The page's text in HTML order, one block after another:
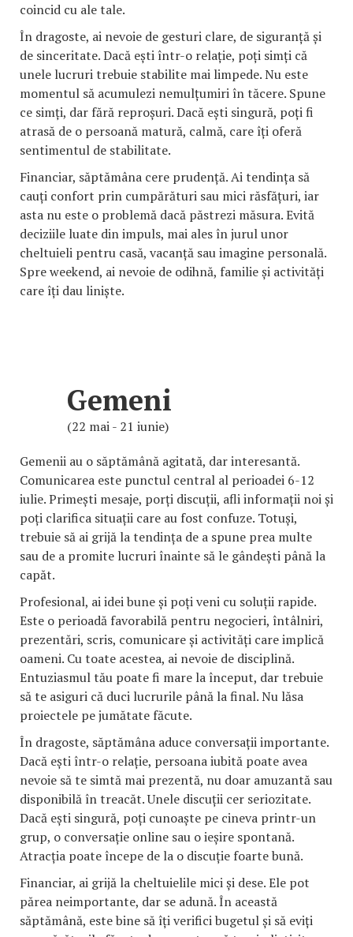
coincid cu ale tale.
În dragoste, ai nevoie de gesturi clare, de siguranță și
de sinceritate. Dacă ești într-o relație, poți simți că
unele lucruri trebuie stabilite mai limpede. Nu este
momentul să acumulezi nemulțumiri în tăcere. Spune
ce simți, dar fără reproșuri. Dacă ești singură, poți fi
atrasă de o persoană matură, calmă, care îți oferă
sentimentul de stabilitate.
Financiar, săptămâna cere prudență. Ai tendința să
cauți confort prin cumpărături sau mici răsfățuri, iar
asta nu este o problemă dacă păstrezi măsura. Evită
deciziile luate din impuls, mai ales în jurul unor
cheltuieli pentru casă, vacanță sau imagine personală.
Spre weekend, ai nevoie de odihnă, familie și activități
care îți dau liniște.
Gemeni
(22 mai - 21 iunie)
Gemenii au o săptămână agitată, dar interesantă.
Comunicarea este punctul central al perioadei 6-12
iulie. Primești mesaje, porți discuții, afli informații noi și
poți clarifica situații care au fost confuze. Totuși,
trebuie să ai grijă la tendința de a spune prea multe
sau de a promite lucruri înainte să le gândești până la
capăt.
Profesional, ai idei bune și poți veni cu soluții rapide.
Este o perioadă favorabilă pentru negocieri, întâlniri,
prezentări, scris, comunicare și activități care implică
oameni. Cu toate acestea, ai nevoie de disciplină.
Entuziasmul tău poate fi mare la început, dar trebuie
să te asiguri că duci lucrurile până la final. Nu lăsa
proiectele pe jumătate făcute.
În dragoste, săptămâna aduce conversații importante.
Dacă ești într-o relație, persoana iubită poate avea
nevoie să te simtă mai prezentă, nu doar amuzantă sau
disponibilă în treacăt. Unele discuții cer seriozitate.
Dacă ești singură, poți cunoaște pe cineva printr-un
grup, o conversație online sau o ieșire spontană.
Atracția poate începe de la o discuție foarte bună.
Financiar, ai grijă la cheltuielile mici și dese. Ele pot
părea neimportante, dar se adună. În această
săptămână, este bine să îți verifici bugetul și să eviți